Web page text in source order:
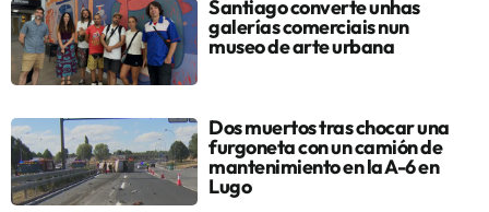
Santiago converte unhas
galerías comerciais nun
museo de arte urbana
Dos muertos tras chocar una
furgoneta con un camión de
mantenimiento en la A-6 en
Lugo